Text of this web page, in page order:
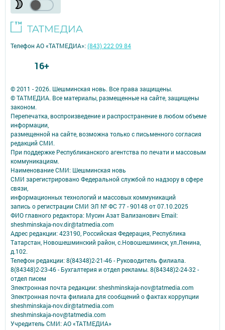
© 2011 - 2026. Шешминская новь. Все права защищены.
© ТАТМЕДИА. Все материалы, размещенные на сайте, защищены
законом.
Перепечатка, воспроизведение и распространение в любом объеме
информации,
размещенной на сайте, возможна только с письменного согласия
редакций СМИ.
При поддержке Республиканского агентства по печати и массовым
коммуникациям.
Наименование СМИ: Шешминская новь
СМИ зарегистрировано Федеральной службой по надзору в сфере
связи,
информационных технологий и массовых коммуникаций
запись о регистрации СМИ ЭЛ № ФС 77 - 90148 от 07.10.2025
ФИО главного редактора: Мусин Азат Вализанович Email:
sheshminskaja-nov.dir@tatmedia.com
Адрес редакции: 423190, Российская Федерация, Республика
Татарстан, Новошешминский район, с.Новошешминск, ул.Ленина,
д.102.
Телефон редакции: 8(84348)2-21-46 - Руководитель филиала.
8(84348)2-23-46 - Бухгалтерия и отдел рекламы. 8(84348)2-24-32 -
отдел писем
Электронная почта редакции: sheshminskaja-nov@tatmedia.com
Электронная почта филиала для сообщений о фактах коррупции
sheshminskaja-nov.dir@tatmedia.com
sheshminskaja-nov@tatmedia.com
Учредитель СМИ: АО «ТАТМЕДИА»
Телефон АО «ТАТМЕДИА»:(843) 222 09 84
16+